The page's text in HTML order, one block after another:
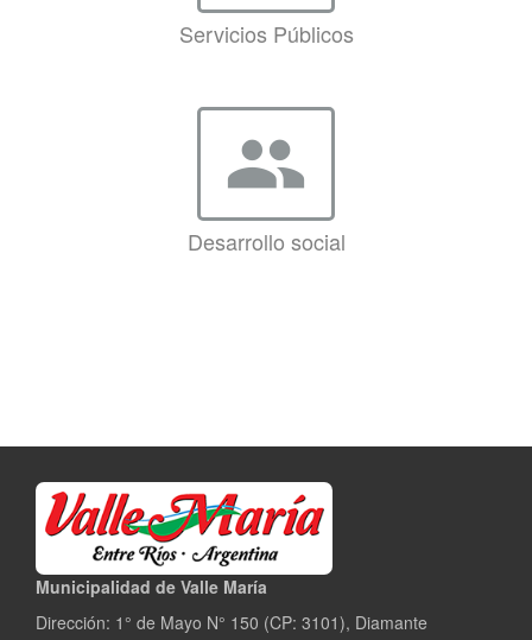
Servicios Públicos
group
Desarrollo social
Municipalidad de Valle María
Dirección: 1° de Mayo N° 150 (CP: 3101), Diamante